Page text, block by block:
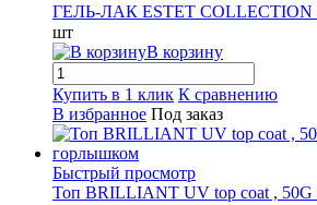
ГЕЛЬ-ЛАК ESTET COLLECTION
шт
В корзину
Купить в 1 клик К сравнению
В избранное Под заказ
Быстрый просмотр
Топ BRILLIANT UV top coat , 50G